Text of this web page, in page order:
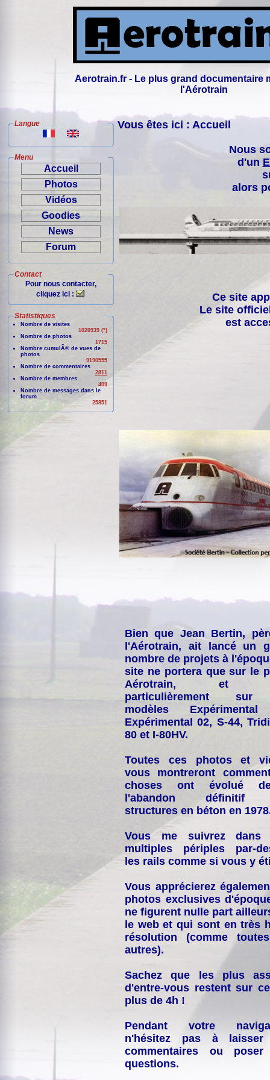
Aerotrain.fr - Le plus grand documentaire
l'Aérotrain
Langue
Menu
Accueil
Photos
Vidéos
Goodies
News
Forum
Contact
Pour nous contacter,
cliquez ici :
Statistiques
Nombre de visites
1020939 (*)
Nombre de photos
1715
Nombre cumulÃ© de vues de
photos
9190555
Nombre de commentaires
2811
Nombre de membres
409
Nombre de messages dans le
forum
25851
Vous êtes ici : Accueil
Nous
d'un
alors
Ce site
Le site
est
Bien que Jean Bertin,
l'Aérotrain, ait lancé un
nombre de projets à
site ne portera que sur le
Aérotrain, et
particulièrement
modèles
Expérimental 02, S-44,
80 et I-80HV.
Toutes ces photos et
vous montreront
choses ont évolué
l'abandon définitif
structures en béton en
Vous me suivrez dans
multiples périples par-
les rails comme si vous y
Vous apprécierez
photos exclusives
ne figurent nulle part
le web et qui sont en très
résolution (comme
autres).
Sachez que les plus
d'entre-vous restent sur
plus de 4h !
Pendant votre
n'hésitez pas à laisser
commentaires ou
questions.